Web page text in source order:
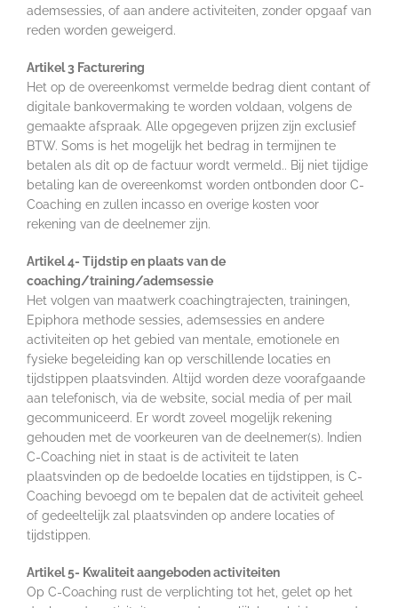
ademsessies, of aan andere activiteiten, zonder opgaaf van
reden worden geweigerd.
Artikel 3 Facturering
Het op de overeenkomst vermelde bedrag dient contant of
digitale bankovermaking te worden voldaan, volgens de
gemaakte afspraak. Alle opgegeven prijzen zijn exclusief
BTW. Soms is het mogelijk het bedrag in termijnen te
betalen als dit op de factuur wordt vermeld.. Bij niet tijdige
betaling kan de overeenkomst worden ontbonden door C-
Coaching en zullen incasso en overige kosten voor
rekening van de deelnemer zijn.
Artikel 4- Tijdstip en plaats van de
coaching/training/ademsessie
Het volgen van maatwerk coachingtrajecten, trainingen,
Epiphora methode sessies, ademsessies en andere
activiteiten op het gebied van mentale, emotionele en
fysieke begeleiding kan op verschillende locaties en
tijdstippen plaatsvinden. Altijd worden deze voorafgaande
aan telefonisch, via de website, social media of per mail
gecommuniceerd. Er wordt zoveel mogelijk rekening
gehouden met de voorkeuren van de deelnemer(s). Indien
C-Coaching niet in staat is de activiteit te laten
plaatsvinden op de bedoelde locaties en tijdstippen, is C-
Coaching bevoegd om te bepalen dat de activiteit geheel
of gedeeltelijk zal plaatsvinden op andere locaties of
tijdstippen.
Artikel 5- Kwaliteit aangeboden activiteiten
Op C-Coaching rust de verplichting tot het, gelet op het